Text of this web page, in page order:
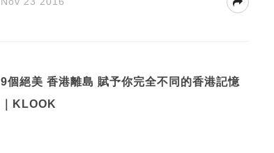
9個絕美 香港離島 賦予你完全不同的香港記憶
｜KLOOK